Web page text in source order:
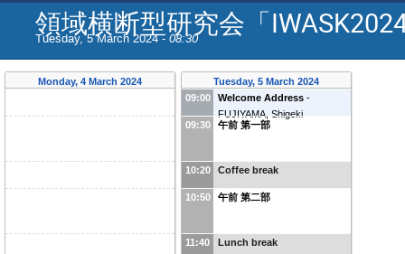
領域横断型研究会「
Tuesday, 5 March 2024 - 08:30
Monday, 4 March 2024
Tuesday, 5 March 2024
09:00
Welcome Address -
FUJIYAMA, Shigeki
09:30
午前 第一部
10:20 Coffee break
10:50 午前 第二部
11:40 Lunch break